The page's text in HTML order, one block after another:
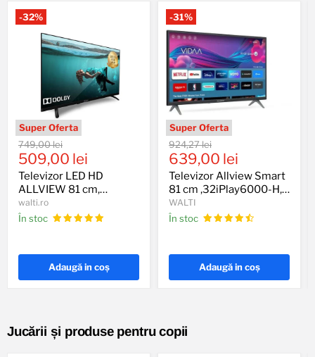
-32%
Televizor
LED
HD
ALLVIEW
81
cm,
32ATC6000
Preț
original
749,00 lei
Preț
actual
509,00 lei
Televizor LED HD
ALLVIEW 81 cm,
32ATC6000
walti.ro
În stoc
Adaugă in coş
-31%
Televizor
Allview
Smart
81
cm
,32iPlay6000-
H,
HD,
Preț
original
924,27 lei
Preț
actual
639,00 lei
Televizor Allview Smart
81 cm ,32iPlay6000-H,
HD, Clasa E
WALTI
În stoc
Adaugă in coş
Jucării și produse pentru copii